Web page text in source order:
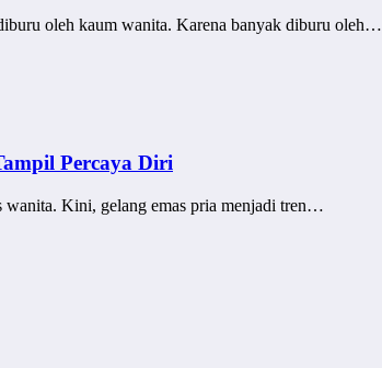
oleh kaum wanita. Karena banyak diburu oleh…
Percaya Diri
wanita. Kini, gelang emas pria menjadi tren…